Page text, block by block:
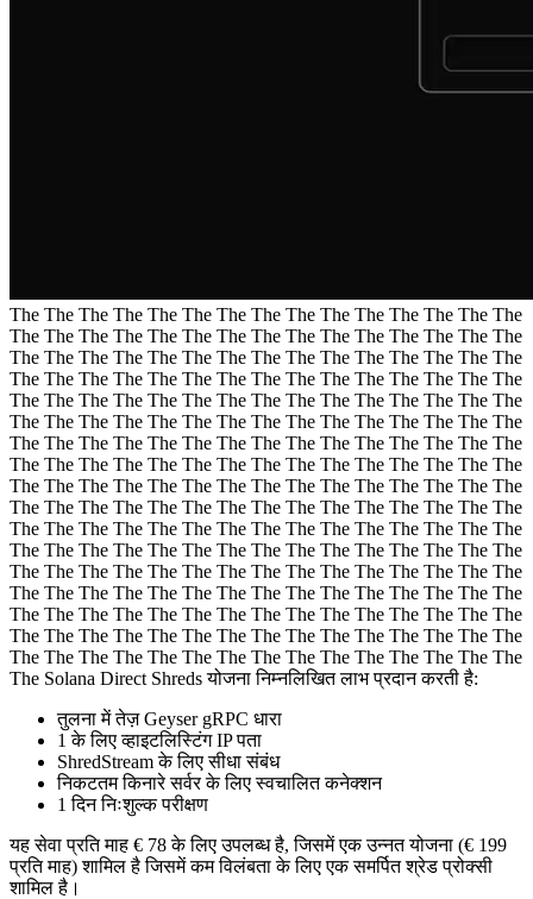
The The The The The The The The The The The The The The The
The The The The The The The The The The The The The The The
The The The The The The The The The The The The The The The
The The The The The The The The The The The The The The The
The The The The The The The The The The The The The The The
The The The The The The The The The The The The The The The
The The The The The The The The The The The The The The The
The The The The The The The The The The The The The The The
The The The The The The The The The The The The The The The
The The The The The The The The The The The The The The The
The The The The The The The The The The The The The The The
The The The The The The The The The The The The The The The
The The The The The The The The The The The The The The The
The The The The The The The The The The The The The The The
The The The The The The The The The The The The The The The
The The The The The The The The The The The The The The The
The The The The The The The The The The The The The The The
The Solana Direct Shreds योजना निम्नलिखित लाभ प्रदान करती है:
तुलना में तेज़ Geyser gRPC धारा
1 के लिए व्हाइटलिस्टिंग IP पता
ShredStream के लिए सीधा संबंध
निकटतम किनारे सर्वर के लिए स्वचालित कनेक्शन
1 दिन निःशुल्क परीक्षण
यह सेवा प्रति माह € 78 के लिए उपलब्ध है, जिसमें एक उन्नत योजना (€ 199
प्रति माह) शामिल है जिसमें कम विलंबता के लिए एक समर्पित श्रेड प्रोक्सी
शामिल है।